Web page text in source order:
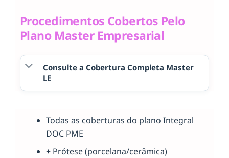
Procedimentos Cobertos Pelo
Plano Master Empresarial
Consulte a Cobertura Completa Master
LE
Todas as coberturas do plano Integral
DOC PME
+ Prótese (porcelana/cerâmica)